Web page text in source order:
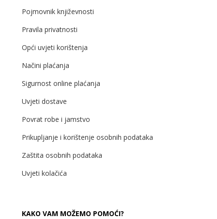
Pojmovnik književnosti
Pravila privatnosti
Opći uvjeti korištenja
Načini plaćanja
Sigurnost online plaćanja
Uvjeti dostave
Povrat robe i jamstvo
Prikupljanje i korištenje osobnih podataka
Zaštita osobnih podataka
Uvjeti kolačića
KAKO VAM MOŽEMO POMOĆI?